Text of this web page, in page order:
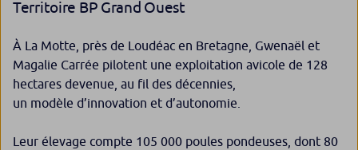
Territoire BP Grand Ouest
À La Motte, près de Loudéac en Bretagne, Gwenaël et
Magalie Carrée pilotent une exploitation avicole de 128
hectares devenue, au fil des décennies,
un modèle d’innovation et d’autonomie.
Leur élevage compte 105 000 poules pondeuses, dont 80